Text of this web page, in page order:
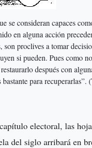
se consideran capaces
en alguna acción
proclives a tomar
si pueden. Pues como
después con
bastante para
electoral, las
del siglo arribará en